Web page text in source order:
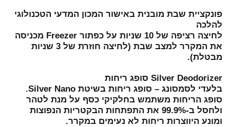
פונקציית שבת מובנית באישור המכון המדעי הטכנולוגי
להלכה
לחיצה רציפה של 10 שניות על כפתור Freezer מכניסה
את המקרר למצב שבת (לחיצה חוזרת של 3 שניות
מבטלת).
Silver Deodorizer סופג ריחות
בלעדי לסמסונג – סופג ריחות בשיטת Silver Nano.
סופג הריחות משתמש בחלקיקי כסף על מנת לטהר
ולחסל ב-99.9% את התפתחות הבקטריות הנפוצות
ומונע היווצרות ריחות לא נעימים במקרר.